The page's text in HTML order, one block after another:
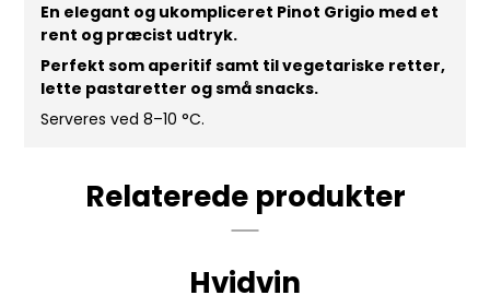
En elegant og ukompliceret Pinot Grigio med et
rent og præcist udtryk.
Perfekt som aperitif samt til vegetariske retter,
lette pastaretter og små snacks.
Serveres ved 8–10 °C.
Relaterede produkter
Hvidvin